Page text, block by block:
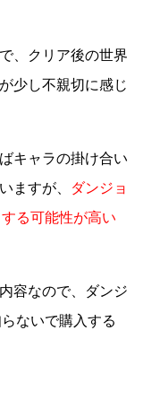
、クリア後の世界
少し不親切に感じ
キャラの掛け合い
ますが、
ダンジョ
る可能性が高い
容なので、ダンジ
ないで購入する